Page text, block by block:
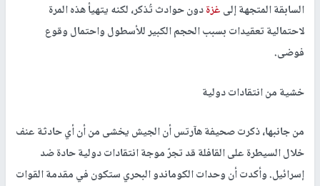
السابقة المتجهة إلىغزةدون حوادث تُذكر، لكنه يتهيأ هذه المرة
لاحتمالية تعقيدات بسبب الحجم الكبير للأسطول واحتمال وقوع
فوضى.
خشية من انتقادات دولية
من جانبها، ذكرت صحيفة هآرتس أن الجيش يخشى من أن أي حادثة عنف
خلال السيطرة على القافلة قد تجرّ موجة انتقادات دولية حادة ضد
إسرائيل. وأكدت أن وحدات الكوماندو البحري ستكون في مقدمة القوات